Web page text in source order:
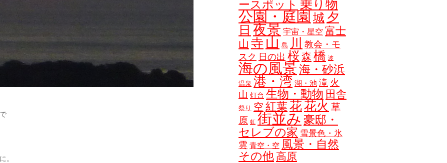
。
ースポット 乗り物
公園・庭園 城 夕
日 夜景 宇宙・星空 富士
山 寺 山 島 川
教会・モ
スク 日の出 桜森 橋 波
海の風景海・砂浜
温泉 港・湾 湖・池 滝 火
山 灯台 生物・動物 田舎
祭り 空 紅葉 花花火 草
原 虹 街並み 豪邸・
セレブの家 雪景色・氷
雲 青空・空 風景・自然
その他 高原